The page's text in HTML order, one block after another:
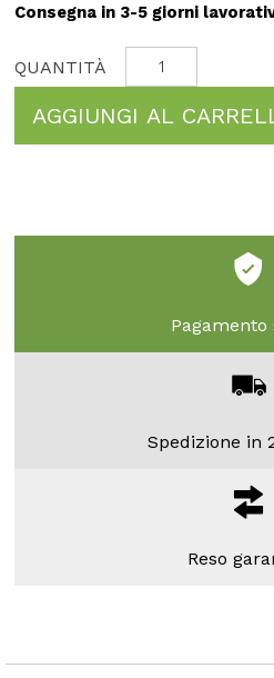
Consegna in 3-5 giorni
AGGIUNGI AL
Pagamento
Spedizione in
Reso